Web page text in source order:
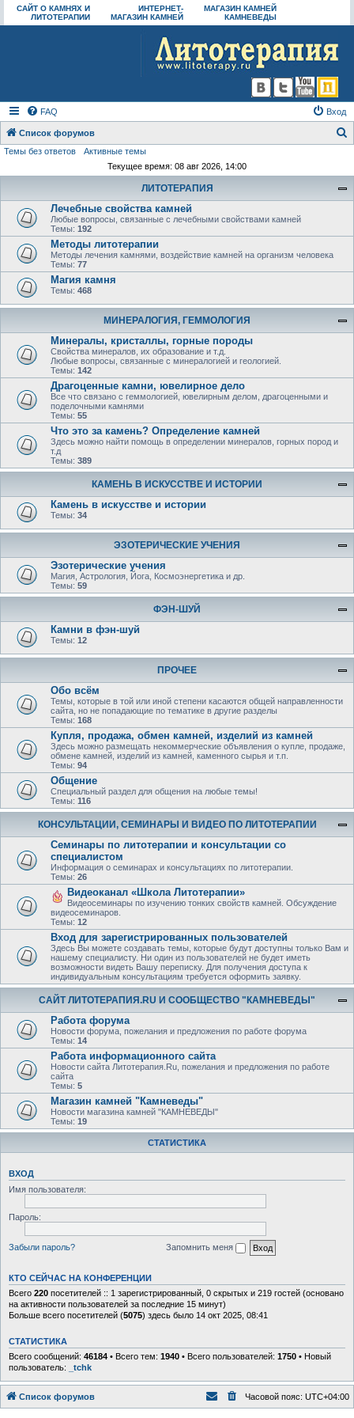
САЙТ О КАМНЯХ И
ЛИТОТЕРАПИИ
ИНТЕРНЕТ-
МАГАЗИН КАМНЕЙ
МАГАЗИН КАМНЕЙ
КАМНЕВЕДЫ
FAQ Вход
Список форумов
Темы без ответов
Активные темы
Текущее время: 08 авг 2026, 14:00
ЛИТОТЕРАПИЯ
Лечебные свойства камней
Любые вопросы, связанные с лечебными свойствами камней
Темы: 192
Методы литотерапии
Методы лечения камнями, воздействие камней на организм человека
Темы: 77
Магия камня
Темы: 468
МИНЕРАЛОГИЯ, ГЕММОЛОГИЯ
Минералы, кристаллы, горные породы
Свойства минералов, их образование и т.д.
Любые вопросы, связанные с минералогией и геологией.
Темы: 142
Драгоценные камни, ювелирное дело
Все что связано с геммологией, ювелирным делом, драгоценными и
поделочными камнями
Темы: 55
Что это за камень? Определение камней
Здесь можно найти помощь в определении минералов, горных пород и
т.д
Темы: 389
КАМЕНЬ В ИСКУССТВЕ И ИСТОРИИ
Камень в искусстве и истории
Темы: 34
ЭЗОТЕРИЧЕСКИЕ УЧЕНИЯ
Эзотерические учения
Магия, Астрология, Йога, Космоэнергетика и др.
Темы: 59
ФЭН-ШУЙ
Камни в фэн-шуй
Темы: 12
ПРОЧЕЕ
Обо всём
Темы, которые в той или иной степени касаются общей направленности
сайта, но не попадающие по тематике в другие разделы
Темы: 168
Купля, продажа, обмен камней, изделий из камней
Здесь можно размещать некоммерческие объявления о купле, продаже,
обмене камней, изделий из камней, каменного сырья и т.п.
Темы: 94
Общение
Специальный раздел для общения на любые темы!
Темы: 116
КОНСУЛЬТАЦИИ, СЕМИНАРЫ И ВИДЕО ПО ЛИТОТЕРАПИИ
Семинары по литотерапии и консультации со
специалистом
Информация о семинарах и консультациях по литотерапии.
Темы: 26
Видеоканал «Школа Литотерапии»
Видеосеминары по изучению тонких свойств камней. Обсуждение
видеосеминаров.
Темы: 12
Вход для зарегистрированных пользователей
Здесь Вы можете создавать темы, которые будут доступны только Вам и
нашему специалисту. Ни один из пользователей не будет иметь
возможности видеть Вашу переписку. Для получения доступа к
индивидуальным консультациям требуется оформить заявку.
САЙТ ЛИТОТЕРАПИЯ.RU И СООБЩЕСТВО "КАМНЕВЕДЫ"
Работа форума
Новости форума, пожелания и предложения по работе форума
Темы: 14
Работа информационного сайта
Новости сайта Литотерапия.Ru, пожелания и предложения по работе
сайта
Темы: 5
Магазин камней "Камневеды"
Новости магазина камней "КАМНЕВЕДЫ"
Темы: 19
СТАТИСТИКА
ВХОД
Имя пользователя:
Пароль:
Забыли пароль? Запомнить меня
КТО СЕЙЧАС НА КОНФЕРЕНЦИИ
Всего 220 посетителей :: 1 зарегистрированный, 0 скрытых и 219 гостей (основано
на активности пользователей за последние 15 минут)
Больше всего посетителей (5075) здесь было 14 окт 2025, 08:41
СТАТИСТИКА
Всего сообщений: 46184 • Всего тем: 1940 • Всего пользователей: 1750 • Новый
пользователь:
_tchk
Список форумов Часовой пояс: UTC+04:00